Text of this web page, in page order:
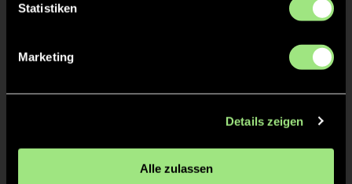
Statistiken
Marketing
Details zeigen
Alle zulassen
17' TOR 3:2, FELDTOR
16' TOR 2:2, FELDTOR